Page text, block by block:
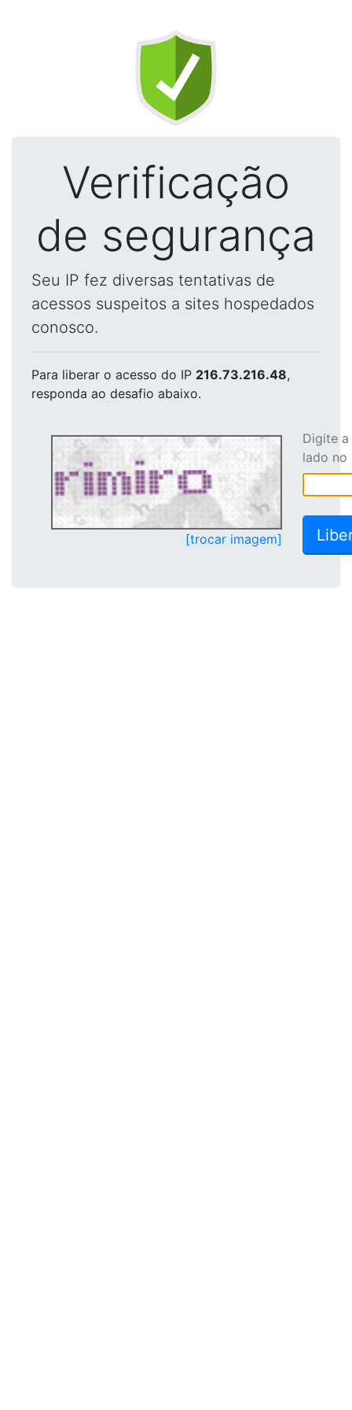
Verificação
de segurança
Seu IP fez diversas tentativas de
acessos suspeitos a sites hospedados
conosco.
Para liberar o acesso do IP 216.73.216.48,
responda ao desafio abaixo.
[trocar imagem]
Digite
lado no